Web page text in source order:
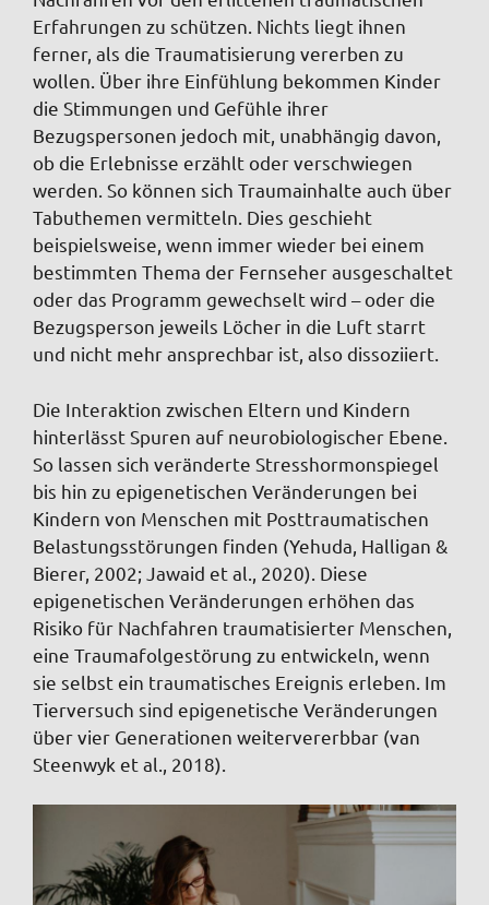
Erfahrungen zu schützen. Nichts liegt ihnen
ferner, als die Traumatisierung vererben zu
wollen. Über ihre Einfühlung bekommen Kinder
die Stimmungen und Gefühle ihrer
Bezugspersonen jedoch mit, unabhängig davon,
ob die Erlebnisse erzählt oder verschwiegen
werden. So können sich Traumainhalte auch über
Tabuthemen vermitteln. Dies geschieht
beispielsweise, wenn immer wieder bei einem
bestimmten Thema der Fernseher ausgeschaltet
oder das Programm gewechselt wird – oder die
Bezugsperson jeweils Löcher in die Luft starrt
und nicht mehr ansprechbar ist, also dissoziiert.
Die Interaktion zwischen Eltern und Kindern
hinterlässt Spuren auf neurobiologischer Ebene.
So lassen sich veränderte Stresshormonspiegel
bis hin zu epigenetischen Veränderungen bei
Kindern von Menschen mit Posttraumatischen
Belastungsstörungen finden (Yehuda, Halligan &
Bierer, 2002; Jawaid et al., 2020). Diese
epigenetischen Veränderungen erhöhen das
Risiko für Nachfahren traumatisierter Menschen,
eine Traumafolgestörung zu entwickeln, wenn
sie selbst ein traumatisches Ereignis erleben. Im
Tierversuch sind epigenetische Veränderungen
über vier Generationen weitervererbbar (van
Steenwyk et al., 2018).